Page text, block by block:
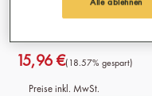
Intensität: 04/10 -
15,96 €(18.57% gespart)
Preise inkl. MwSt.